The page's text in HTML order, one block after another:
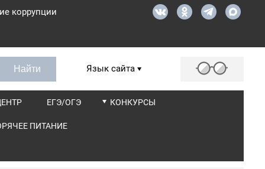
коррупции
Язык сайта
ЕГЭ/ОГЭ КОНКУРСЫ
ПИТАНИЕ